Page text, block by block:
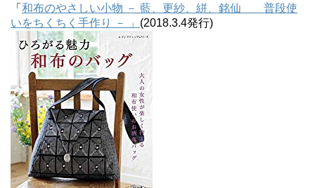
「 和布のやさしい小物 － 藍、更紗、絣、銘仙 普段使
いをちくちく手作り － 」 (2018.3.4発行)